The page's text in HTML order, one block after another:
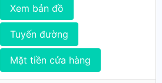
Xem bản đồ
Tuyến đường
Mặt tiền cửa hàng